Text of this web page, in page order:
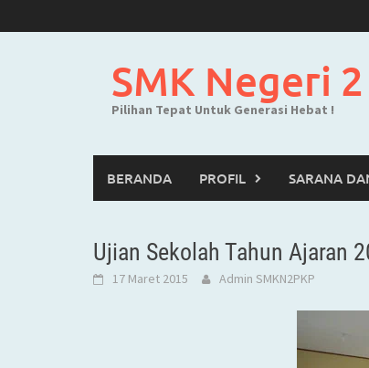
to
SMK Negeri
Pilihan Tepat Untuk Generasi Hebat !
BERANDA PROFIL SARANA
Ujian Sekolah Tahun Ajaran
17 Maret 2015 Admin SMKN2PKP